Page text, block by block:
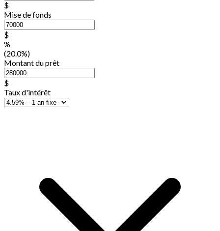
$
Mise de fonds
$
%
(20.0%)
Montant du prêt
$
Taux d'intérêt